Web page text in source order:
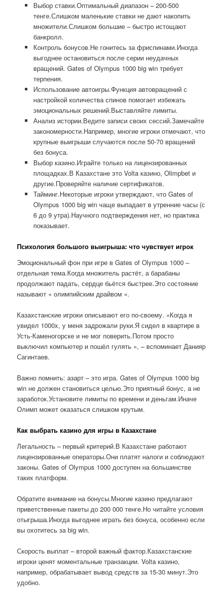
Выбор ставки.Оптимальный диапазон – 200-500
тенге.Слишком маленькие ставки не дают накопить
множители.Слишком большие – быстро истощают
банкролл.
Контроль бонусов.Не гонитесь за фриспинами.Иногда
выгоднее остановиться после серии неудачных
вращений. Gates of Olympus 1000 big win требует
терпения.
Использование автоигры.Функция автовращений с
настройкой количества спинов помогает избежать
эмоциональных решений.Выставляйте лимиты.
Анализ истории.Ведите записи своих сессий.Замечайте
закономерности.Например, многие игроки отмечают, что
крупные выигрыши случаются после 50-70 вращений
без бонуса.
Выбор казино.Играйте только на лицензированных
площадках.В Казахстане это Volta казино, Olimpbet и
другие.Проверяйте наличие сертификатов.
Тайминг.Некоторые игроки утверждают, что Gates of
Olympus 1000 big win чаще выпадает в утренние часы (с
6 до 9 утра).Научного подтверждения нет, но практика
показывает.
Психология большого выигрыша: что чувствует игрок
Эмоциональный фон при игре в Gates of Olympus 1000 –
отдельная тема.Когда множитель растёт, а барабаны
продолжают падать, сердце бьётся быстрее.Это состояние
называют « олимпийским драйвом ».
Казахстанские игроки описывают его по-своему. »Когда я
увидел 1000x, у меня задрожали руки.Я сидел в квартире в
Усть-Каменогорске и не мог поверить.Потом просто
выключил компьютер и пошёл гулять », – вспоминает Данияр
Сагинтаев.
Важно помнить: азарт – это игра. Gates of Olympus 1000 big
win не должен становиться целью.Это приятный бонус, а не
заработок.Установите лимиты по времени и деньгам.Иначе
Олимп может оказаться слишком крутым.
Как выбрать казино для игры в Казахстане
Легальность – первый критерий.В Казахстане работают
лицензированные операторы.Они платят налоги и соблюдают
законы. Gates of Olympus 1000 доступен на большинстве
таких платформ.
Обратите внимание на бонусы.Многие казино предлагают
приветственные пакеты до 200 000 тенге.Но читайте условия
отыгрыша.Иногда выгоднее играть без бонуса, особенно если
вы охотитесь за big win.
Скорость выплат – второй важный фактор.Казахстанские
игроки ценят моментальные транзакции. Volta казино,
например, обрабатывает вывод средств за 15-30 минут.Это
удобно.